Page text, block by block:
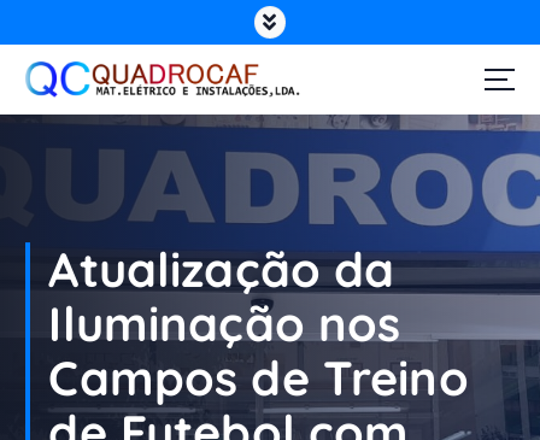
Atualização da
Iluminação nos
Campos de Treino